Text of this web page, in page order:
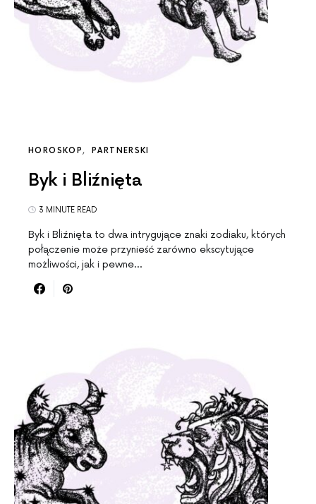
HOROSKOP PARTNERSKI
Byk i Bliźnięta
3 MINUTE READ
Byk i Bliźnięta to dwa intrygujące znaki zodiaku, których
połączenie może przynieść zarówno ekscytujące
możliwości, jak i pewne…